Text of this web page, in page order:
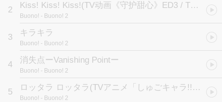
2 Kiss! Kiss! Kiss!(TV动画《守护甜心》ED3 / TVアニメ「しゅごキャラ!」ED3テーマ)
Buono! - Buono! 2
3 キラキラ
Buono! - Buono! 2
4 消失点ーVanishing Pointー
Buono! - Buono! 2
5 ロッタラ ロッタラ (TVアニメ「しゅごキャラ!! どきっ」ED1テーマ)
Buono! - Buono! 2